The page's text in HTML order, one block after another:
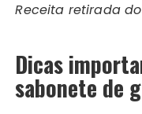
Receita retirada
Dicas
sabonete de